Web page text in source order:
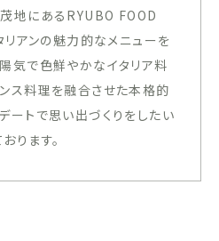
地にあるRYUBO FOOD
リアンの魅力的なメニューを
気で色鮮やかなイタリア料
ス料理を融合させた本格的
ートで思い出づくりをしたい
ります。